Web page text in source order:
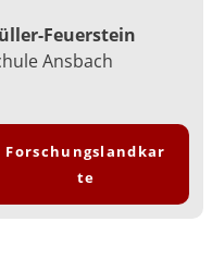
Feuerstein
Ansbach
Forschungslandkar
te